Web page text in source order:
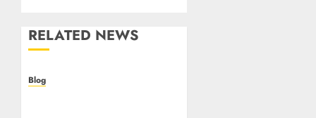
RELATED NEWS
Blog